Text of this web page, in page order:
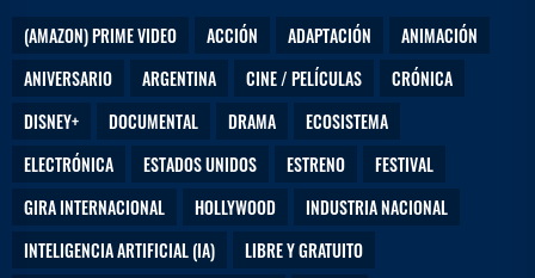
(AMAZON) PRIME VIDEO ACCIÓN ADAPTACIÓN
ANIMACIÓN
ANIVERSARIO
ARGENTINA CINE / PELÍCULAS
CRÓNICA
DISNEY+
DOCUMENTAL DRAMA
ECOSISTEMA
ELECTRÓNICA
ESTADOS UNIDOS ESTRENO
FESTIVAL
GIRA INTERNACIONAL
HOLLYWOOD
INDUSTRIA NACIONAL
INTELIGENCIA ARTIFICIAL (IA)
LIBRE Y GRATUITO